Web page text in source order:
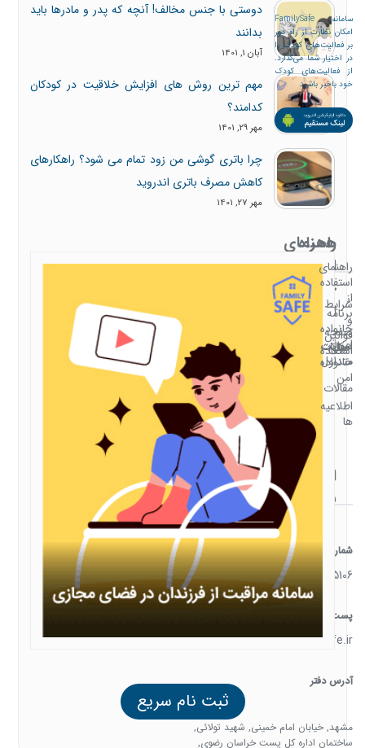
دوستی با جنس مخالف! آنچه که پدر و مادرها باید
بدانند
آبان 1, 1401
مهم ترین روش های افزایش خلاقیت در کودکان
کدامند؟
مهر 29, 1401
چرا باتری گوشی من زود تمام می شود؟ راهکارهای
کاهش مصرف باتری اندروید
مهر 27, 1401
ثبت نام سریع
سامانه FamilySafe
امکان نظارت از راه دور
بر فعالیت‌های کودک را
در اختیار شما می‌گذارد.
از فعالیت‌های کودک
خود باخبر باشید
همراه
با
خانواده
امن
صفحه
اصلی
امکانات
خانواده
امن
مقالات
اطلاعیه
ها
راهنمای
استفادهراهنمای
استفاده
از
برنامه
خانواده
امن
شرایط
و
قوانین
استفاده
سوالات
متداول
ارتباط
با ما
شماره تماس
05138385106
پست الکترونیک
support@familysafe.ir
آدرس دفتر
مشهد, خیابان امام خمینی, شهید تولائی,
ساختمان اداره کل پست خراسان رضوی,